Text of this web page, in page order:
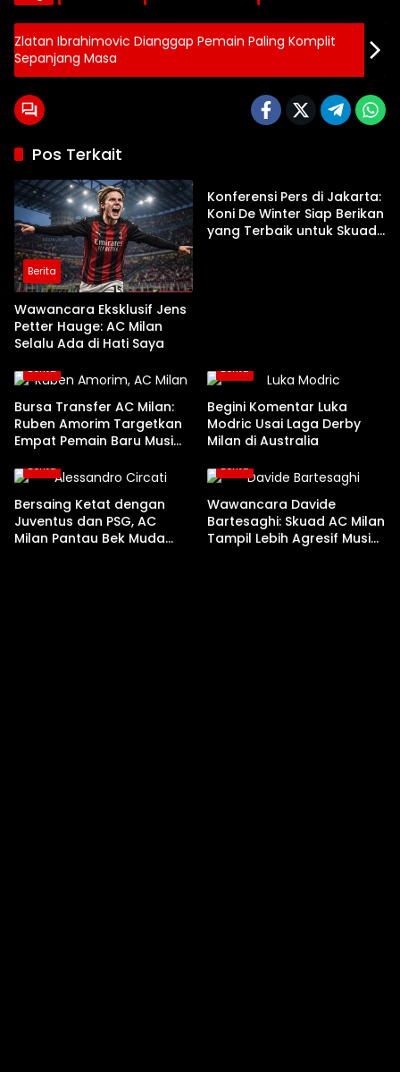
Zlatan Ibrahimovic Dianggap Pemain Paling Komplit
Sepanjang Masa
Pos Terkait
Berita
Wawancara Eksklusif Jens
Petter Hauge: AC Milan
Selalu Ada di Hati Saya
Konferensi Pers di Jakarta:
Koni De Winter Siap Berikan
yang Terbaik untuk Skuad
Berita
Bursa Transfer AC Milan:
Ruben Amorim Targetkan
Empat Pemain Baru Musim
Berita
Begini Komentar Luka
Modric Usai Laga Derby
Milan di Australia
Berita
Bersaing Ketat dengan
Juventus dan PSG, AC
Milan Pantau Bek Muda
Berita
Wawancara Davide
Bartesaghi: Skuad AC Milan
Tampil Lebih Agresif Musim